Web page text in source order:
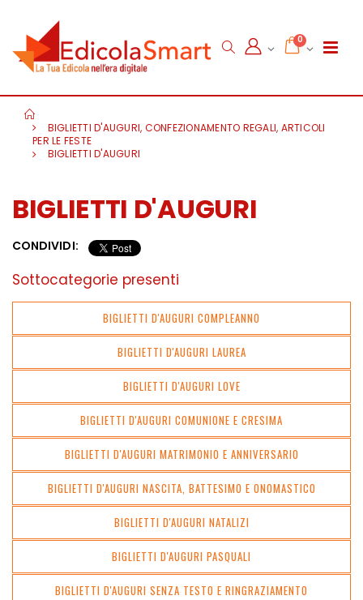
0
BIGLIETTI D'AUGURI, CONFEZIONAMENTO REGALI, ARTICOLI
PER LE FESTE
BIGLIETTI D'AUGURI
BIGLIETTI D'AUGURI
CONDIVIDI:
Sottocategorie presenti
BIGLIETTI D'AUGURI COMPLEANNO
BIGLIETTI D'AUGURI LAUREA
BIGLIETTI D'AUGURI LOVE
BIGLIETTI D'AUGURI COMUNIONE E CRESIMA
BIGLIETTI D'AUGURI MATRIMONIO E ANNIVERSARIO
BIGLIETTI D'AUGURI NASCITA, BATTESIMO E ONOMASTICO
BIGLIETTI D'AUGURI NATALIZI
BIGLIETTI D'AUGURI PASQUALI
BIGLIETTI D'AUGURI SENZA TESTO E RINGRAZIAMENTO